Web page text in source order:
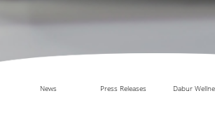
News Press Releases Dabur